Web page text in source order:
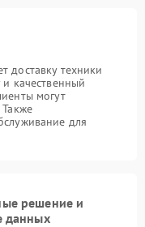
доставку техники
качественный
могут
для
решение и
данных